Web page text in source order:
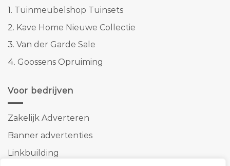
1. Tuinmeubelshop Tuinsets
2. Kave Home Nieuwe Collectie
3. Van der Garde Sale
4. Goossens Opruiming
Voor bedrijven
Zakelijk Adverteren
Banner advertenties
Linkbuilding